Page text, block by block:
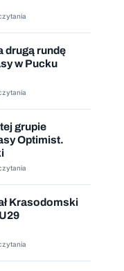
drugą rundę
w Pucku
grupie
Optimist.
Krasodomski